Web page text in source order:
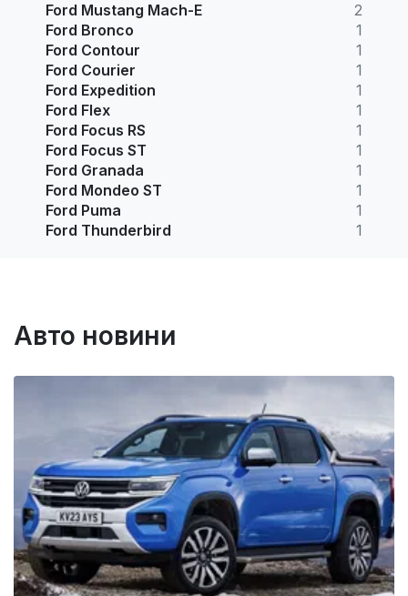
Ford Mustang Mach-E
2
Ford Bronco
1
Ford Contour
1
Ford Courier
1
Ford Expedition
1
Ford Flex
1
Ford Focus RS
1
Ford Focus ST
1
Ford Granada
1
Ford Mondeo ST
1
Ford Puma
1
Ford Thunderbird
1
Авто новини